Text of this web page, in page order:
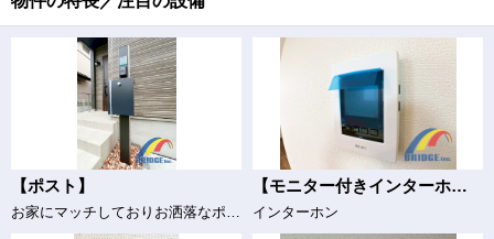
【ポスト】
お家にマッチしておりお洒落なポスト
【モニター付きインターホン】
インターホン